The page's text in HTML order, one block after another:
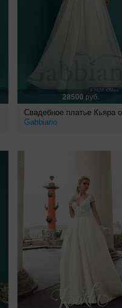
28500 руб.
Свадебное платье Кьяра
Gabbiano